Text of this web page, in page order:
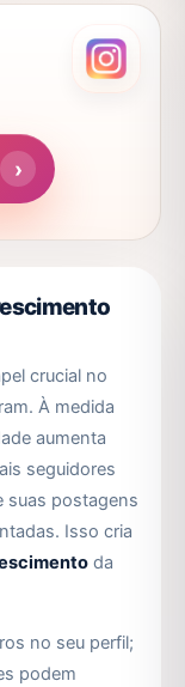
crucial no
À medida
aumenta
seguidores
suas postagens
Isso cria
da
no seu perfil;
podem